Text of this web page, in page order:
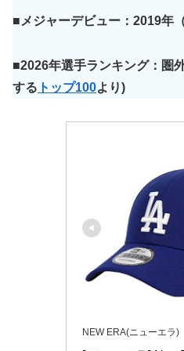
■メジャーデビュー：2019年（
■2026年選手ランキング：圏
する トップ100より)
NEW ERA(ニューエラ)